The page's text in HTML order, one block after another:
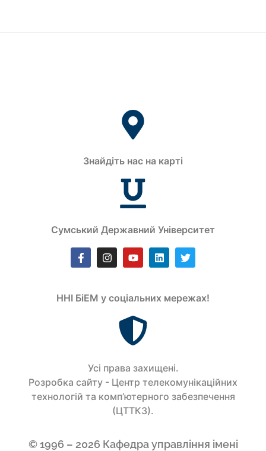
Знайдіть нас на карті
Сумський Державний Університет
ННІ БіЕМ у соціальних мережах!
Усi права захищенi.
Розробка сайту - Центр телекомунікаційних
технологій та комп’ютерного забезпечення
(ЦТТКЗ).
© 1996 – 2026 Кафедра управління імені